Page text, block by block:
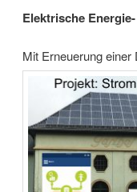
Elektrische
Mit Erneuerung